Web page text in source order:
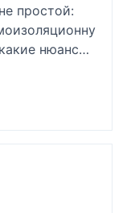
простой:
нюансы
купить в
Сразу
Очень
своего
в